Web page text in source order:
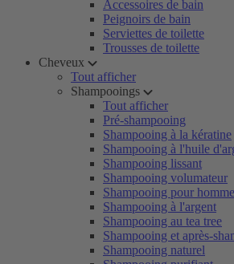
Accessoires de bain
Peignoirs de bain
Serviettes de toilette
Trousses de toilette
Cheveux
Tout afficher
Shampooings
Tout afficher
Pré-shampooing
Shampooing à la kératine
Shampooing à l'huile
Shampooing lissant
Shampooing volumateur
Shampooing pour
Shampooing à l'argent
Shampooing au tea tree
Shampooing et après-
Shampooing naturel